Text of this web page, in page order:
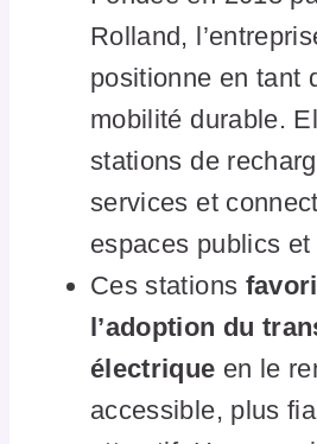
Rolland,
positionne en tant
mobilité durable.
stations de
services et
espaces publics et
Ces stations
l’adoption du
électrique en le
accessible, plus